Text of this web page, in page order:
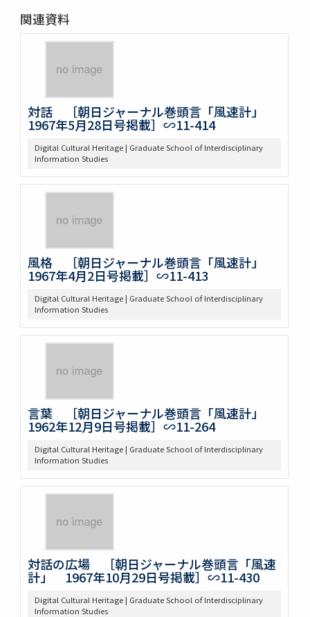
関連資料
対話 ［朝日ジャーナル巻頭言「風速計」
1967年5月28日号掲載］∽11-414
Digital Cultural Heritage | Graduate School of Interdisciplinary
Information Studies
風格 ［朝日ジャーナル巻頭言「風速計」
1967年4月2日号掲載］∽11-413
Digital Cultural Heritage | Graduate School of Interdisciplinary
Information Studies
言葉 ［朝日ジャーナル巻頭言「風速計」
1962年12月9日号掲載］∽11-264
Digital Cultural Heritage | Graduate School of Interdisciplinary
Information Studies
対話の広場 ［朝日ジャーナル巻頭言「風速
計」 1967年10月29日号掲載］∽11-430
Digital Cultural Heritage | Graduate School of Interdisciplinary
Information Studies